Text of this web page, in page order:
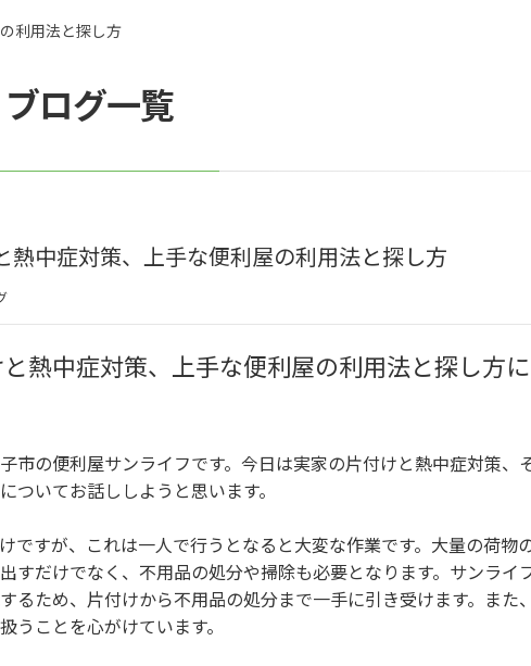
利用法と探し方
ブログ一覧
熱中症対策、上手な便利屋の利用法と探し方
熱中症対策、上手な便利屋の利用法と探し方
市の便利屋サンライフです。今日は実家の片付けと熱中症対策、
ついてお話ししようと思います。
ですが、これは一人で行うとなると大変な作業です。大量の荷物
すだけでなく、不用品の処分や掃除も必要となります。サンライ
るため、片付けから不用品の処分まで一手に引き受けます。また
うことを心がけています。